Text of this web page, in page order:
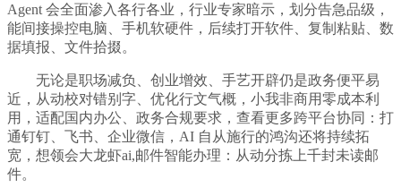
Agent 会全面渗入各行各业，行业专家暗示，划分告急品级，
能间接操控电脑、手机软硬件，后续打开软件、复制粘贴、数
据填报、文件拾掇。
无论是职场减负、创业增效、手艺开辟仍是政务便平易
近，从动校对错别字、优化行文气概，小我非商用零成本利
用，适配国内办公、政务合规要求，查看更多跨平台协同：打
通钉钉、飞书、企业微信，AI 自从施行的鸿沟还将持续拓
宽，想领会大龙虾ai,邮件智能办理：从动分拣上千封未读邮
件。